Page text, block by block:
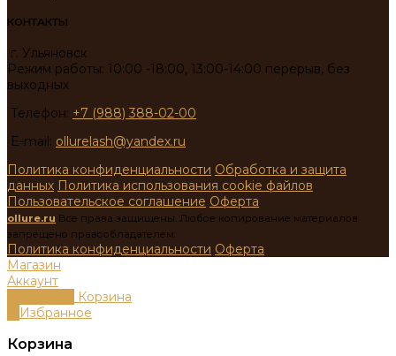
КОНТАКТЫ
г. Ульяновск
Режим работы: 10:00 -18:00, 13:00-14:00 перерыв, без
выходных
Телефон: +7 (988) 388-02-00
E-mail: ollurelash@yandex.ru
Политика конфиденциальности Обработка и защита
данных Политика использования cookie файлов
Пользовательское соглашение Оферта
ollure.ru Все права защищены. Любое копирование материалов
запрещено правообладателем.
Политика конфиденциальности Оферта
Магазин
Аккаунт
Корзина
Избранное
Корзина